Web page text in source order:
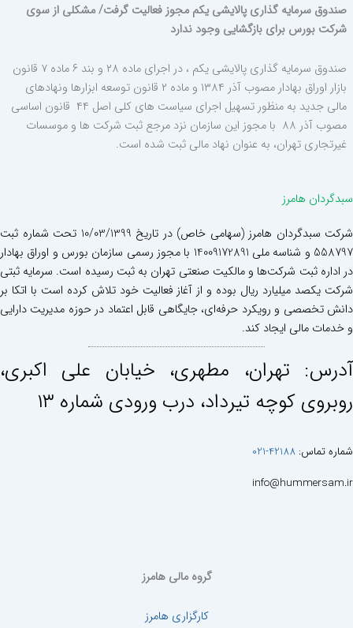
صندوق سرمایه گذاری پالایشی یکم مجوز فعالیت گرفت/ مشکلی از سوی
شرکت بورس برای بازگشایی وجود ندارد
صندوق سرمایه گذاری پالایشی یکم ، در اجرای ماده ۲۸ و بند ۶ ماده ۷ قانون
بازار اوراق بهادار مصوب آذر ۱۳۸۴ و ماده ۲ قانون توسعه ابزارها ونهادهای
مالی جدید به منظور تسهیل اجرای سیاست های کلی اصل ۴۴ قانون اساسی
مصوب آذر ۸۸ با مجوز این سازمان نزد مرجع ثبت شرکت ها و موسسات
غیرتجاری تهران، به عنوان نهاد مالی ثبت شده است.
سبدگردان هامرز
شرکت سبدگردان هامرز (سهامی خاص) در تاریخ 10/03/1399 تحت شماره ثبت
558797 و شناسه ملی 14009172891 با مجوز رسمی سازمان بورس و اوراق بهادار
در اداره ثبت شرکت‌ها و مالکیت صنعتی تهران به ثبت رسیده است. سرمایه ثبتی
شرکت یکصد میلیارد ریال بوده و از آغاز فعالیت خود تلاش کرده است با اتکا بر
دانش تخصصی و رویکرد حرفه‌ای، جایگاهی قابل اعتماد در حوزه مدیریت دارایی
و خدمات مالی ایجاد کند.
آدرس: تهران، مطهری، خيابان علی اكبری،
روبروی كوچه تيرداد، درب ورودی شماره ١٣
شماره تماس: 42188-021
info@hummersam.ir
گروه مالی هامرز
کارگزاری هامرز